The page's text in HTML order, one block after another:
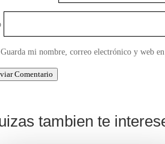
Guarda mi nombre, correo electrónico y web
Comentario
tambien te